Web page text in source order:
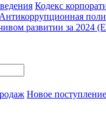
Кодекс
Антикоррупционная
развитии за 2024
Новое поступление